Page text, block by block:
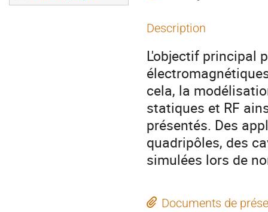
Description
L'objectif principal
cela, la
statiques et RF
présentés. Des
quadripôles, des
simulées lors de
Documents de